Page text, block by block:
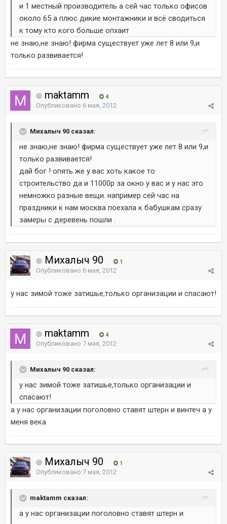
и 1 местный производитель а сей час только офисов
около 65 а плюс дикие монтажники и всё сводиться
к тому кто кого больше опхаит
не знаю,не знаю! фирма существует уже лет 8 или 9,и
только развивается!
maktamm 4
Опубликовано 6 мая, 2012
Михалыч 90 сказал:
не знаю,не знаю! фирма существует уже лет 8 или 9,и
только развивается!
дай бог ! опять же у вас хоть какое то
строительство да и 11000р за окно у вас и у нас это
немножко разные вещи. например сей час на
праздники к нам москва поехала к бабушкам сразу
замеры с деревень пошли .
Михалыч 90 1
Опубликовано 6 мая, 2012
у нас зимой тоже затишье,только организации и спасают!
maktamm 4
Опубликовано 7 мая, 2012
Михалыч 90 сказал:
у нас зимой тоже затишье,только организации и
спасают!
а у нас организации поголовно ставят штерн и винтеч а у
меня века
Михалыч 90 1
Опубликовано 7 мая, 2012
maktamm сказал:
а у нас организации поголовно ставят штерн и